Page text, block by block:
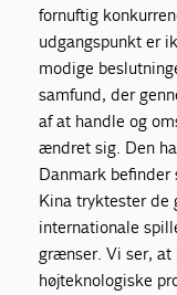
fornuftig
udgangspunkt er
modige
samfund, der
af at handle og
ændret sig. Den
Danmark befinder
Kina tryktester de
internationale
grænser. Vi ser, at
højteknologiske